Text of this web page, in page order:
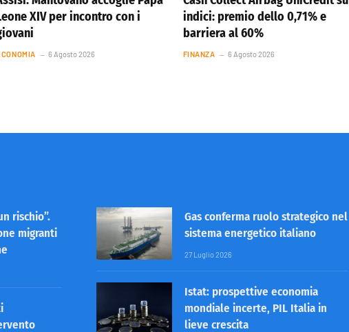
XIV per incontro con i
6 Agosto 2026
indici: premio dello 0,71% e
barriera al 60%
FINANZA 6 Agosto 2026
rischio”.
migranti
Gas conferma ruolo strategico nel
sistema energetico italiano
27 Luglio 2026
Istat: prospettive economia
mondiale incerte, PIL Italia in
lieve crescita